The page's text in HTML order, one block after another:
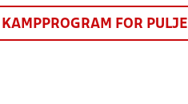
KAMPPROGRAM FOR PULJE